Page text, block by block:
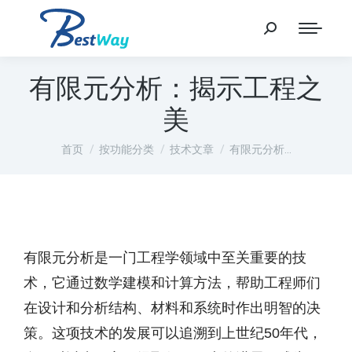
有限元分析：揭示工程之
美
您在这里：
首页 按功能分类 技术文章 有限元分析…
有限元分析是一门工程学领域中至关重要的技
术，它通过数学建模和计算方法，帮助工程师们
在设计和分析结构、材料和系统时作出明智的决
策。这项技术的发展可以追溯到上世纪50年代，